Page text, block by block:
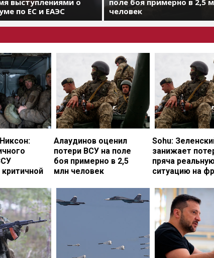
по ЕС и ЕАЭС
человек
критичной
Алаудинов оценил
потери ВСУ на поле
боя примерно в 2,5
млн человек
Sohu:
занижает
пряча
ситуацию на